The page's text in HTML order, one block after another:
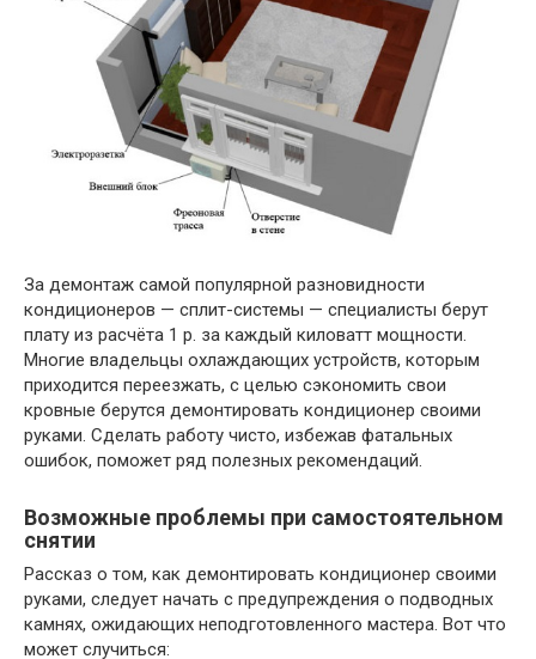
За демонтаж самой популярной разновидности
кондиционеров — сплит-системы — специалисты берут
плату из расчёта 1 р. за каждый киловатт мощности.
Многие владельцы охлаждающих устройств, которым
приходится переезжать, с целью сэкономить свои
кровные берутся демонтировать кондиционер своими
руками. Сделать работу чисто, избежав фатальных
ошибок, поможет ряд полезных рекомендаций.
Возможные проблемы при самостоятельном
снятии
Рассказ о том, как демонтировать кондиционер своими
руками, следует начать с предупреждения о подводных
камнях, ожидающих неподготовленного мастера. Вот что
может случиться: